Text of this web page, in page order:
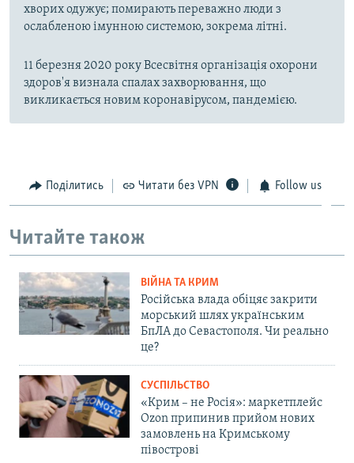
хворих одужує; помирають переважно люди з
ослабленою імунною системою, зокрема літні.
11 березня 2020 року Всесвітня організація охорони
здоров'я визнала спалах захворювання, що
викликається новим коронавірусом, пандемією.
Поділитись Читати без VPN Follow us
Читайте також
ВІЙНА ТА КРИМ
Російська влада обіцяє закрити
морський шлях українським
БпЛА до Севастополя. Чи реально
це?
СУСПІЛЬСТВО
«Крим – не Росія»: маркетплейс
Ozon припинив прийом нових
замовлень на Кримському
півострові